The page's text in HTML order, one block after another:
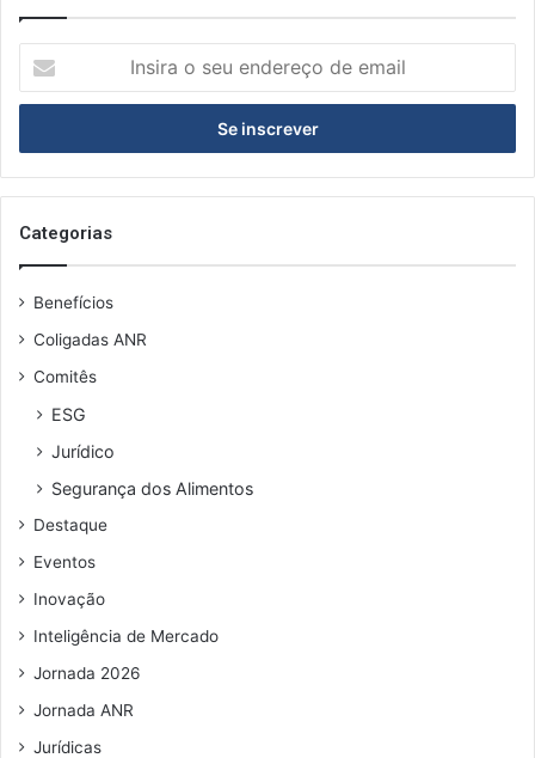
seu
de
email
Categorias
Benefícios
Coligadas ANR
Comitês
ESG
Jurídico
Segurança dos Alimentos
Destaque
Eventos
Inovação
Inteligência de Mercado
Jornada 2026
Jornada ANR
Jurídicas